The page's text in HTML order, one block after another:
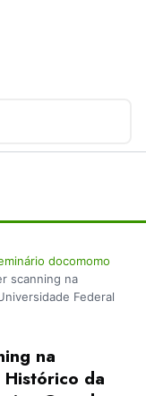
docomomo
scanning na
Federal
na
da